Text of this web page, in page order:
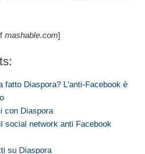
mashable.com]
fatto Diaspora? L'anti-Facebook è
con Diaspora
social network anti Facebook
su Diaspora